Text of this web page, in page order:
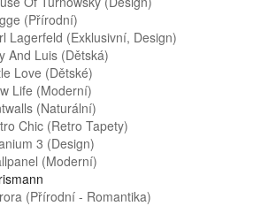
(přírodní)
Lagerfeld (exklusivní, Design)
And Luis (dětská)
Love (dětské)
Life (moderní)
(naturální)
Chic (retro Tapety)
3 (design)
(moderní)
(přírodní - Romantika)